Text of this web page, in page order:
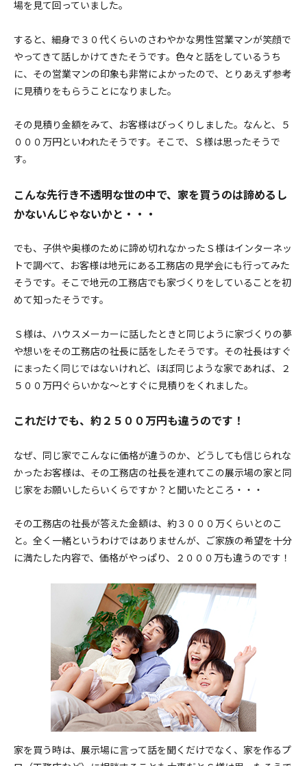
場を見て回っていました。
すると、細身で３０代くらいのさわやかな男性営業マンが笑顔で
やってきて話しかけてきたそうです。色々と話をしているうち
に、その営業マンの印象も非常によかったので、とりあえず参考
に見積りをもらうことになりました。
その見積り金額をみて、お客様はびっくりしました。なんと、５
０００万円といわれたそうです。そこで、Ｓ様は思ったそうで
す。
こんな先行き不透明な世の中で、家を買うのは諦めるし
かないんじゃないかと・・・
でも、子供や奥様のために諦め切れなかったＳ様はインターネッ
トで調べて、お客様は地元にある工務店の見学会にも行ってみた
そうです。そこで地元の工務店でも家づくりをしていることを初
めて知ったそうです。
Ｓ様は、ハウスメーカーに話したときと同じように家づくりの夢
や想いをその工務店の社長に話をしたそうです。その社長はすぐ
にまったく同じではないけれど、ほぼ同じような家であれば、２
５００万円ぐらいかな～とすぐに見積りをくれました。
これだけでも、約２５００万円も違うのです！
なぜ、同じ家でこんなに価格が違うのか、どうしても信じられな
かったお客様は、その工務店の社長を連れてこの展示場の家と同
じ家をお願いしたらいくらですか？と聞いたところ・・・
その工務店の社長が答えた金額は、約３０００万くらいとのこ
と。全く一緒というわけではありませんが、ご家族の希望を十分
に満たした内容で、価格がやっぱり、２０００万も違うのです！
家を買う時は、展示場に言って話を聞くだけでなく、家を作るプ